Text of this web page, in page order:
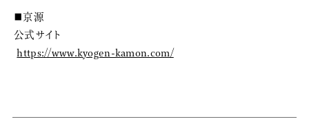
■京源
公式サイト
https://www.kyogen-kamon.com/